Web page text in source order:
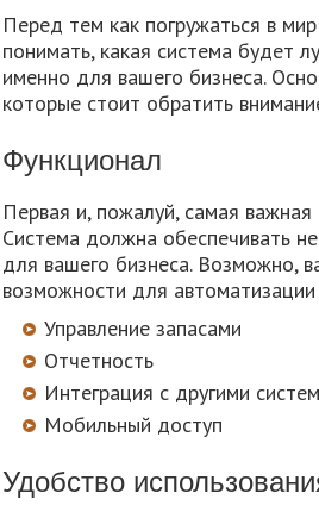
Перед тем как погружаться в
понимать, какая система будет
именно для вашего бизнеса.
которые стоит обратить
Функционал
Первая и, пожалуй, самая
Система должна обеспечивать
для вашего бизнеса. Возможно,
возможности для автоматизации
Управление запасами
Отчетность
Интеграция с другими
Мобильный доступ
Удобство